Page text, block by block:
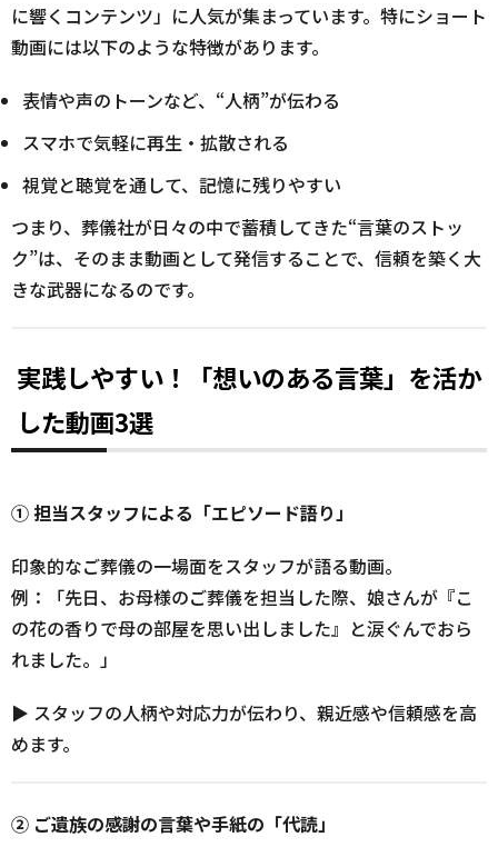
に響くコンテンツ」に人気が集まっています。特にショート
動画には以下のような特徴があります。
表情や声のトーンなど、“人柄”が伝わる
スマホで気軽に再生・拡散される
視覚と聴覚を通して、記憶に残りやすい
つまり、葬儀社が日々の中で蓄積してきた“言葉のストッ
ク”は、そのまま動画として発信することで、信頼を築く大
きな武器になるのです。
実践しやすい！「想いのある言葉」を活か
した動画3選
① 担当スタッフによる「エピソード語り」
印象的なご葬儀の一場面をスタッフが語る動画。
例：「先日、お母様のご葬儀を担当した際、娘さんが『こ
の花の香りで母の部屋を思い出しました』と涙ぐんでおら
れました。」
▶ スタッフの人柄や対応力が伝わり、親近感や信頼感を高
めます。
② ご遺族の感謝の言葉や手紙の「代読」